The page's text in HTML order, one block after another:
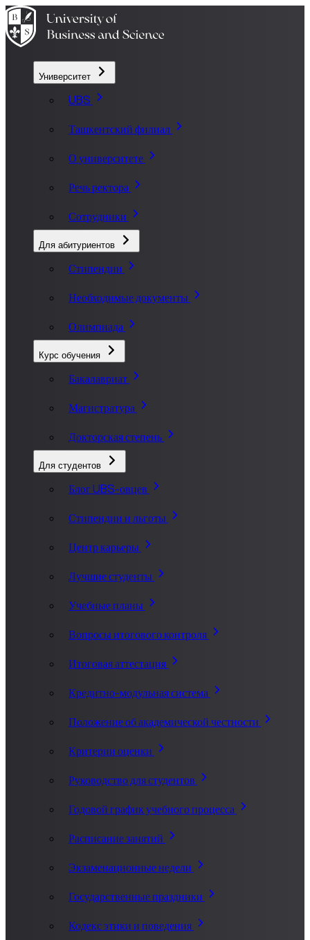
Университет
UBS
Ташкентский филиал
О университете
Речь ректора
Сотрудники
Для абитуриентов
Стипендии
Необходимые документы
Олимпиада
Курс обучения
Бакалавриат
Магистратура
Докторская степень
Для студентов
Блог UBS-овцев
Стипендии и льготы
Центр карьеры
Лучшие студенты
Учебные планы
Вопросы итогового контроля
Итоговая аттестация
Кредитно-модульная система
Положение об академической честности
Критерии оценки
Руководство для студентов
Годовой график учебного процесса
Расписание занятий
Экзаменационные недели
Государственные праздники
Кодекс этики и поведения